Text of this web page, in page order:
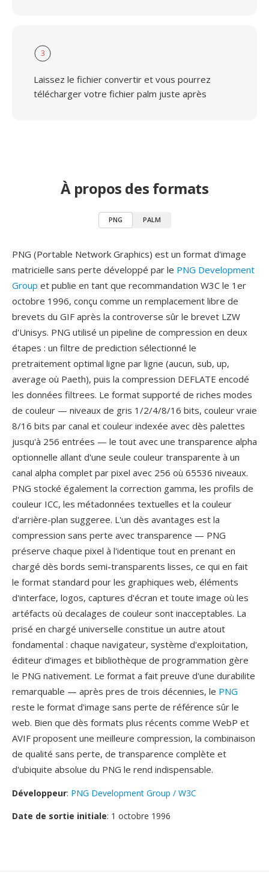
3
Laissez le fichier convertir et vous pourrez
télécharger votre fichier palm juste après
À propos des formats
PNG PALM
PNG (Portable Network Graphics) est un format d'image
matricielle sans perte développé par le PNG Development
Group et publie en tant que recommandation W3C le 1er
octobre 1996, conçu comme un remplacement libre de
brevets du GIF après la controverse sûr le brevet LZW
d'Unisys. PNG utilisé un pipeline de compression en deux
étapes : un filtre de prediction sélectionné le
pretraitement optimal ligne par ligne (aucun, sub, up,
average où Paeth), puis la compression DEFLATE encodé
les données filtrees. Le format supporté de riches modes
de couleur — niveaux de gris 1/2/4/8/16 bits, couleur vraie
8/16 bits par canal et couleur indexée avec dès palettes
jusqu'à 256 entrées — le tout avec une transparence alpha
optionnelle allant d'une seule couleur transparente à un
canal alpha complet par pixel avec 256 où 65536 niveaux.
PNG stocké également la correction gamma, les profils de
couleur ICC, les métadonnées textuelles et la couleur
d'arrière-plan suggeree. L'un dès avantages est la
compression sans perte avec transparence — PNG
préserve chaque pixel à l'identique tout en prenant en
chargé dès bords semi-transparents lisses, ce qui en fait
le format standard pour les graphiques web, éléments
d'interface, logos, captures d'écran et toute image où les
artéfacts où decalages de couleur sont inacceptables. La
prisé en chargé universelle constitue un autre atout
fondamental : chaque navigateur, système d'exploitation,
éditeur d'images et bibliothèque de programmation gère
le PNG nativement. Le format a fait preuve d'une durabilite
remarquable — après pres de trois décennies, le PNG
reste le format d'image sans perte de référence sûr le
web. Bien que dès formats plus récents comme WebP et
AVIF proposent une meilleure compression, la combinaison
de qualité sans perte, de transparence complète et
d'ubiquite absolue du PNG le rend indispensable.
Développeur: PNG Development Group / W3C
Date de sortie initiale: 1 octobre 1996